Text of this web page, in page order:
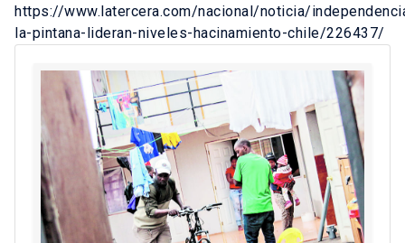
https://www.latercera.com/nacional/noticia/
la-pintana-lideran-niveles-hacinamiento-chile/226437/